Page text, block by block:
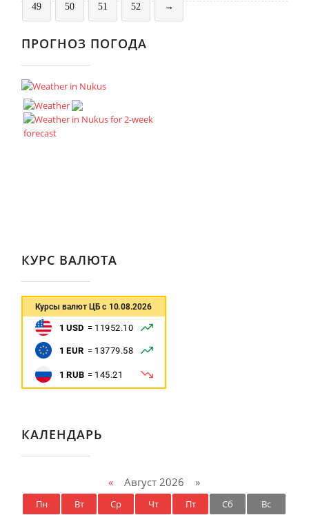
49 50 51 52 →
ПРОГНОЗ ПОГОДА
КУРС ВАЛЮТА
КАЛЕНДАРЬ
« Август 2026 »
Пн Вт Ср Чт Пт Сб
Вс